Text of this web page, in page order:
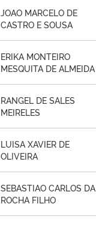
JOAO MARCELO DE
CASTRO E SOUSA
ERIKA MONTEIRO
MESQUITA DE ALMEIDA
RANGEL DE SALES
MEIRELES
LUISA XAVIER DE
OLIVEIRA
SEBASTIAO CARLOS DA
ROCHA FILHO